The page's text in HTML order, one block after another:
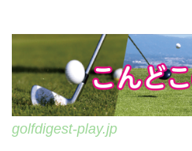
golfdigest-play.jp